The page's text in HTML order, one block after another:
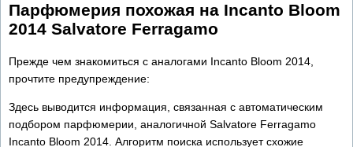
Парфюмерия похожая на Incanto Bloom
2014 Salvatore Ferragamo
Прежде чем знакомиться с аналогами Incanto Bloom 2014,
прочтите предупреждение:
Здесь выводится информация, связанная с автоматическим
подбором парфюмерии, аналогичной Salvatore Ferragamo
Incanto Bloom 2014. Алгоритм поиска использует схожие